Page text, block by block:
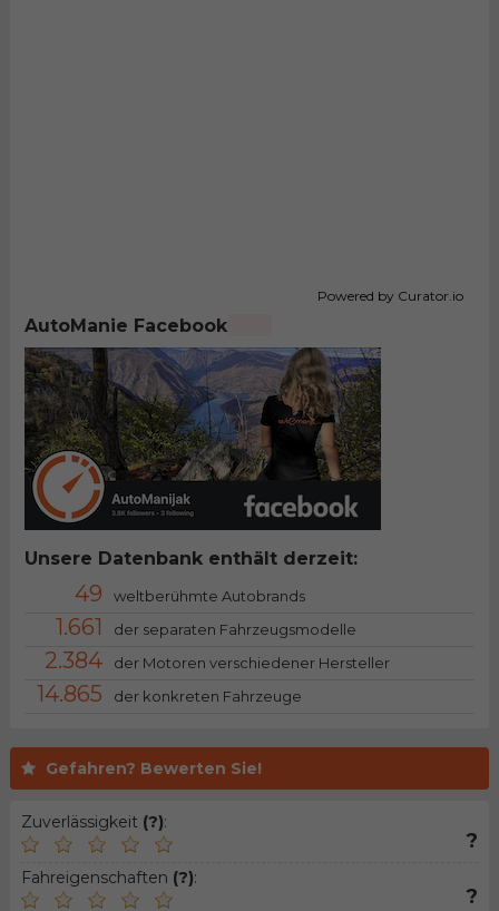
Gefahren? Bewerten Sie!
Zuverlässigkeit (?):
?
Fahreigenschaften (?):
?
Powered by Curator.io
AutoManie Facebook
Unsere Datenbank enthält derzeit:
49 weltberühmte Autobrands
1.661 der separaten Fahrzeugsmodelle
2.384 der Motoren verschiedener Hersteller
14.865 der konkreten Fahrzeuge